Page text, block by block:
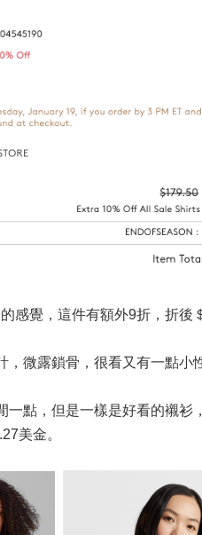
的感覺，這件有額外9折，折後
，微露鎖骨，很看又有一點小
一點，但是一樣是好看的襯衫
美金。